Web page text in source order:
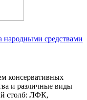
народными средствами
консервативных
и различные виды
столб: ЛФК,